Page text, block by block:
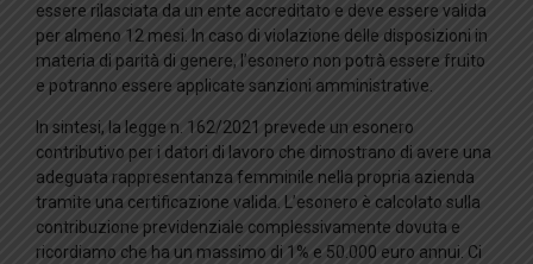
essere rilasciata da un ente accreditato e deve essere valida
per almeno 12 mesi. In caso di violazione delle disposizioni in
materia di parità di genere, l’esonero non potrà essere fruito
e potranno essere applicate sanzioni amministrative.
In sintesi, la legge n. 162/2021 prevede un esonero
contributivo per i datori di lavoro che dimostrano di avere una
adeguata rappresentanza femminile nella propria azienda
tramite una certificazione valida. L’esonero è calcolato sulla
contribuzione previdenziale complessivamente dovuta e
ricordiamo che ha un massimo di 1% e 50.000 euro annui. Ci